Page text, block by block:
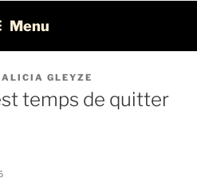
Reporting
Menu
ALICIA GLEYZE
temps de quitter